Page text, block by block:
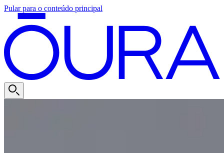
Pular para o conteúdo principal